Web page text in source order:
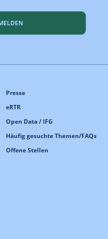
Presse
eRTR
Open Data / IFG
Häufig gesuchte Themen/FAQs
Offene Stellen